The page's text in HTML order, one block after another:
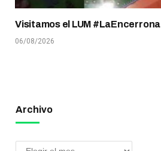
Visitamos el LUM #LaEncerrona
06/08/2026
Archivo